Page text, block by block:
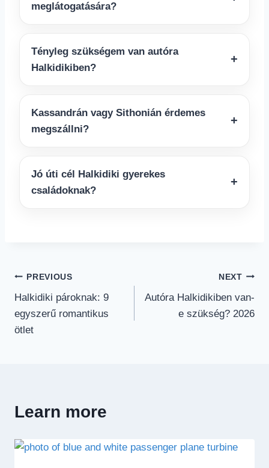
meglátogatására?
Tényleg szükségem van autóra
Halkidikiben?
Kassandrán vagy Sithonián érdemes
megszállni?
Jó úti cél Halkidiki gyerekes
családoknak?
Post
navigation
PREVIOUS
Halkidiki pároknak: 9
egyszerű romantikus
ötlet
NEXT
Autóra Halkidikiben van-
e szükség? 2026
Learn more